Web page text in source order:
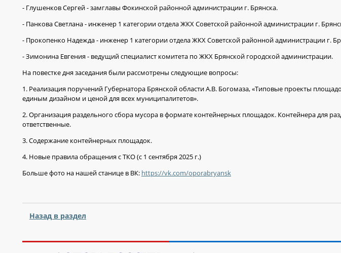
- Глушенков Сергей - замглавы Фокинской районной администрации г. Брянска.
- Панкова Светлана - инженер 1 категории отдела ЖКХ Советской районной администрации г.
- Прокопенко Надежда - инженер 1 категории отдела ЖКХ Советской районной администрации г.
- Зимонина Евгения - ведущий специалист комитета по ЖКХ Брянской городской администрации.
На повестке дня заседания были рассмотрены следующие вопросы:
1. Реализация поручений Губернатора Брянской области А.В. Богомаза, «Типовые проекты
единым дизайном и ценой для всех муниципалитетов».
2. Организация раздельного сбора мусора в формате контейнерных площадок. Контейнера для
ответственные.
3. Содержание контейнерных площадок.
4. Новые правила обращения с ТКО (с 1 сентября 2025 г.)
Больше фото на нашей станице в ВК: https://vk.com/oporabryansk
Назад в раздел